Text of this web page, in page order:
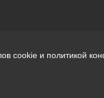
cookie и политикой